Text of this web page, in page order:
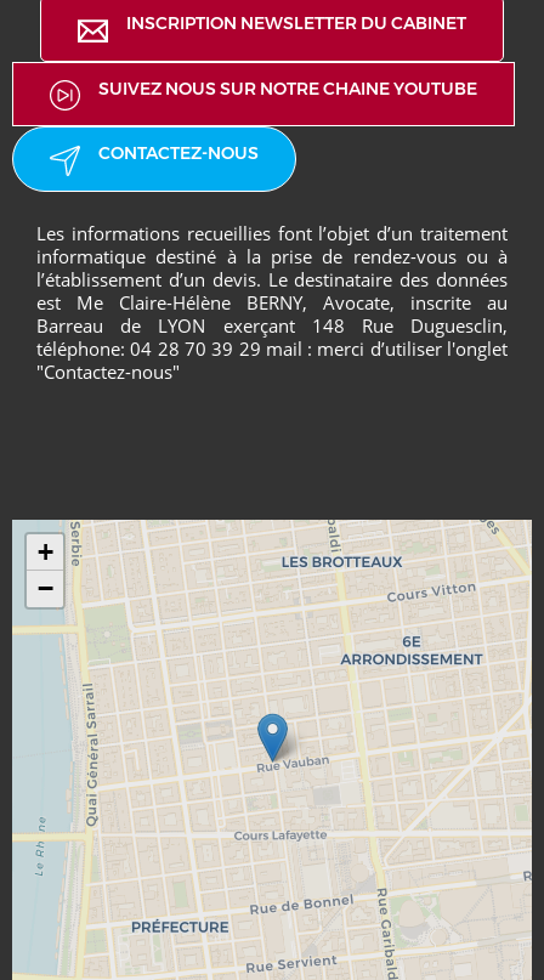
INSCRIPTION NEWSLETTER DU CABINET
SUIVEZ NOUS SUR NOTRE CHAINE YOUTUBE
CONTACTEZ-NOUS
Les informations recueillies font l’objet d’un traitement
informatique destiné à la prise de rendez-vous ou à
l’établissement d’un devis. Le destinataire des données
est Me Claire-Hélène BERNY, Avocate, inscrite au
Barreau de LYON exerçant 148 Rue Duguesclin,
téléphone: 04 28 70 39 29 mail : merci d’utiliser l'onglet
"Contactez-nous"
+
−